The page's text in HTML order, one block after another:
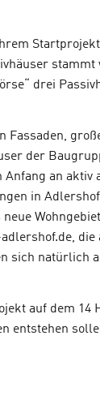
Startprojekt
stammt
drei
der
an aktiv
in
die
sich natürlich
auf dem 14
entstehen